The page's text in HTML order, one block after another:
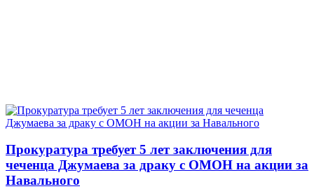
Прокуратура требует 5 лет заключения для
чеченца Джумаева за драку с ОМОН на акции за
Навального